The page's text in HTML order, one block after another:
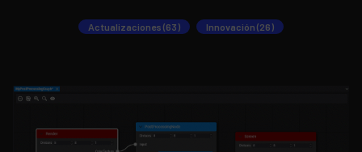
Actualizaciones (63) Innovación (26)